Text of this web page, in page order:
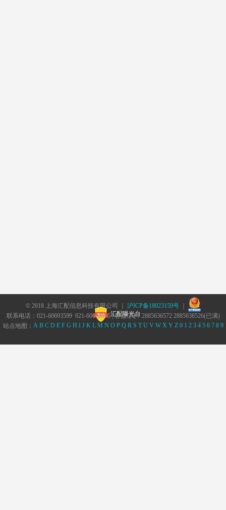
© 2018 上海汇配信息科技有限公司 ｜ 沪ICP备18023159号｜
汇配曝光台
联系电话：021-60693599 021-60693555 | 客服QQ：2885636572 2885638526(已满)
站点地图： A B C D E F G H I J K L M N O P Q R S T U V W X Y Z 0 1 2 3 4 5 6 7 8 9